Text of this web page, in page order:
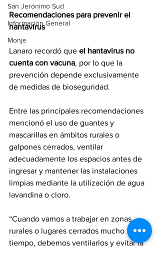
San Jerónimo Sud
Información General
Monje
Recomendaciones para prevenir el
hantavirus
Lanaro recordó que el hantavirus no
cuenta con vacuna, por lo que la
prevención depende exclusivamente
de medidas de bioseguridad.
Entre las principales recomendaciones
mencionó el uso de guantes y
mascarillas en ámbitos rurales o
galpones cerrados, ventilar
adecuadamente los espacios antes de
ingresar y mantener las instalaciones
limpias mediante la utilización de agua
lavandina o cloro.
“Cuando vamos a trabajar en zonas
rurales o lugares cerrados mucho
tiempo, debemos ventilarlos y evitar la